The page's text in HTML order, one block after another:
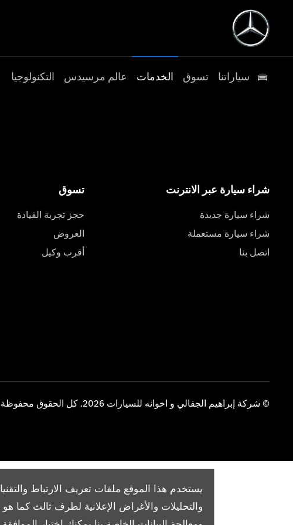
يستخدم هذا الموقع ملفات تعريف الارتباط
والتحليلات والأغراض الإعلانية لطرف ثالث كما
سياراتنا تسوق الخدمات عالم مرسيدس التكنولوجيا
شراء سيارة عبر الانترنت
شراء سيارة جديدة
شراء سيارة مستعملة
اتصل بنا
تسوق
حجز تجربة القيادة
العروض
أقرب وكيل
© شركة إبراهيم الجفالي و اخوانه للسيارات 2026. كل الحقوق محفوظة